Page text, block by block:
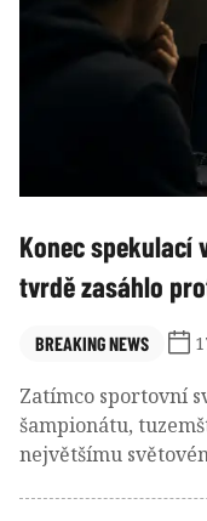
Konec spekulací
tvrdě zasáhlo
BREAKING NEWS
Zatímco sportovní
šampionátu,
největšímu